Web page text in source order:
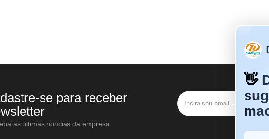
se para receber
as últimas notícias da empresa